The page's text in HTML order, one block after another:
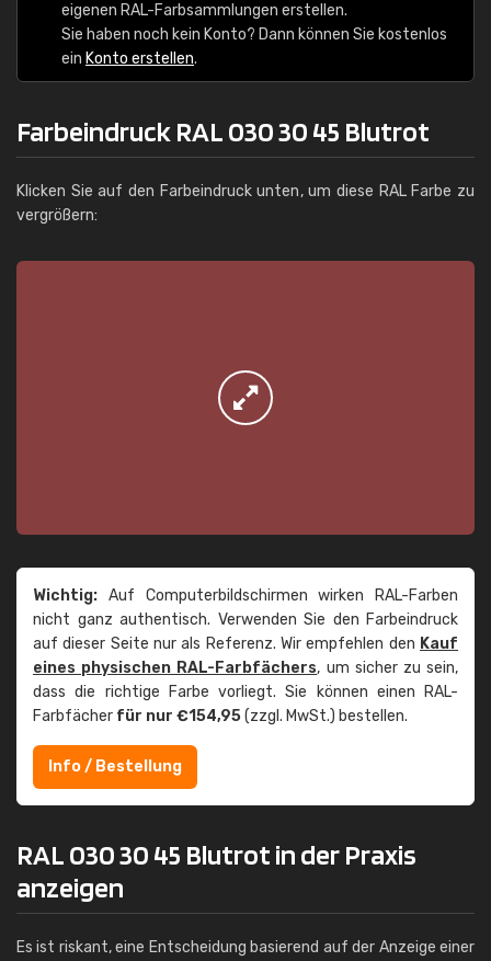
eigenen RAL-Farbsammlungen erstellen.
Sie haben noch kein Konto? Dann können Sie kostenlos
ein Konto erstellen.
Farbeindruck RAL 030 30 45 Blutrot
Klicken Sie auf den Farbeindruck unten, um diese RAL Farbe zu
vergrößern:
Wichtig: Auf Computerbildschirmen wirken RAL-Farben
nicht ganz authentisch. Verwenden Sie den Farbeindruck
auf dieser Seite nur als Referenz. Wir empfehlen den Kauf
eines physischen RAL-Farbfächers, um sicher zu sein,
dass die richtige Farbe vorliegt. Sie können einen RAL-
Farbfächer für nur €154,95(zzgl. MwSt.) bestellen.
Info / Bestellung
RAL 030 30 45 Blutrot in der Praxis
anzeigen
Es ist riskant, eine Entscheidung basierend auf der Anzeige einer